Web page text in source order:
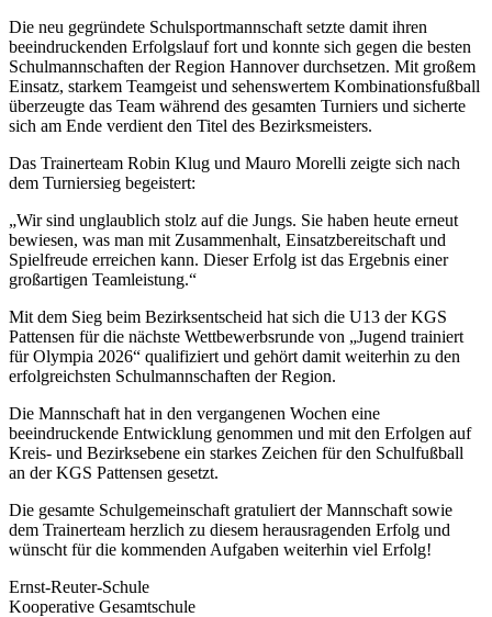
Die neu gegründete Schulsportmannschaft setzte damit ihren
beeindruckenden Erfolgslauf fort und konnte sich gegen die besten
Schulmannschaften der Region Hannover durchsetzen. Mit großem
Einsatz, starkem Teamgeist und sehenswertem Kombinationsfußball
überzeugte das Team während des gesamten Turniers und sicherte
sich am Ende verdient den Titel des Bezirksmeisters.
Das Trainerteam Robin Klug und Mauro Morelli zeigte sich nach
dem Turniersieg begeistert:
„Wir sind unglaublich stolz auf die Jungs. Sie haben heute erneut
bewiesen, was man mit Zusammenhalt, Einsatzbereitschaft und
Spielfreude erreichen kann. Dieser Erfolg ist das Ergebnis einer
großartigen Teamleistung.“
Mit dem Sieg beim Bezirksentscheid hat sich die U13 der KGS
Pattensen für die nächste Wettbewerbsrunde von „Jugend trainiert
für Olympia 2026“ qualifiziert und gehört damit weiterhin zu den
erfolgreichsten Schulmannschaften der Region.
Die Mannschaft hat in den vergangenen Wochen eine
beeindruckende Entwicklung genommen und mit den Erfolgen auf
Kreis- und Bezirksebene ein starkes Zeichen für den Schulfußball
an der KGS Pattensen gesetzt.
Die gesamte Schulgemeinschaft gratuliert der Mannschaft sowie
dem Trainerteam herzlich zu diesem herausragenden Erfolg und
wünscht für die kommenden Aufgaben weiterhin viel Erfolg!
Ernst-Reuter-Schule
Kooperative Gesamtschule